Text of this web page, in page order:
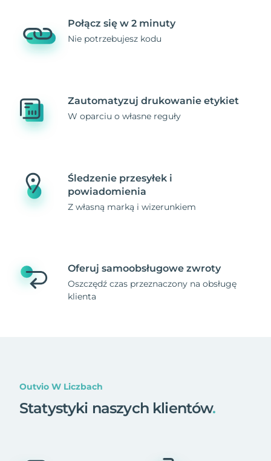
Połącz się w 2 minuty
Nie potrzebujesz kodu
Zautomatyzuj drukowanie etykiet
W oparciu o własne reguły
Śledzenie przesyłek i
powiadomienia
Z własną marką i wizerunkiem
Oferuj samoobsługowe zwroty
Oszczędź czas przeznaczony na obsługę
klienta
Outvio W Liczbach
Statystyki naszych klientów.